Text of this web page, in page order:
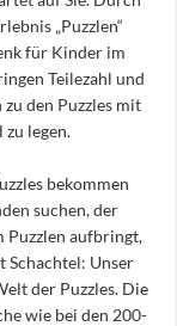
„Puzzlen“
für Kinder im
Teilezahl und
den Puzzles mit
legen.
bekommen
suchen, der
Puzzlen aufbringt,
Schachtel: Unser
der Puzzles. Die
wie bei den 200-